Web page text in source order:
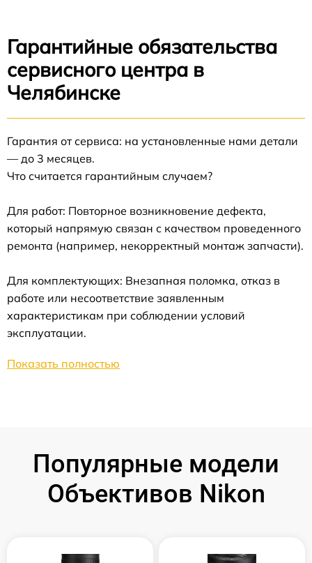
Гарантийные обязательства
сервисного центра в
Челябинске
Гарантия от сервиса: на установленные нами детали
— до 3 месяцев.
Что считается гарантийным случаем?
Для работ: Повторное возникновение дефекта,
который напрямую связан с качеством проведенного
ремонта (например, некорректный монтаж запчасти).
Для комплектующих: Внезапная поломка, отказ в
работе или несоответствие заявленным
характеристикам при соблюдении условий
эксплуатации.
Показать полностью
Популярные модели
Объективов Nikon